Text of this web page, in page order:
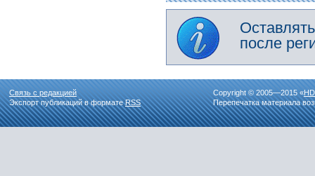
после
Связь с редакцией
Экспорт публикаций в форматеRSS
Copyright © 2005—2015 «
Перепечатка материала